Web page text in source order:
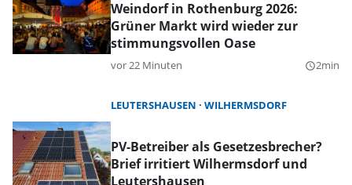
Weindorf in Rothenburg 2026:
Grüner Markt wird wieder zur
stimmungsvollen Oase
vor 22 Minuten query_builder2min
LEUTERSHAUSEN WILHERMSDORF
PV-Betreiber als Gesetzesbrecher?
Brief irritiert Wilhermsdorf und
Leutershausen